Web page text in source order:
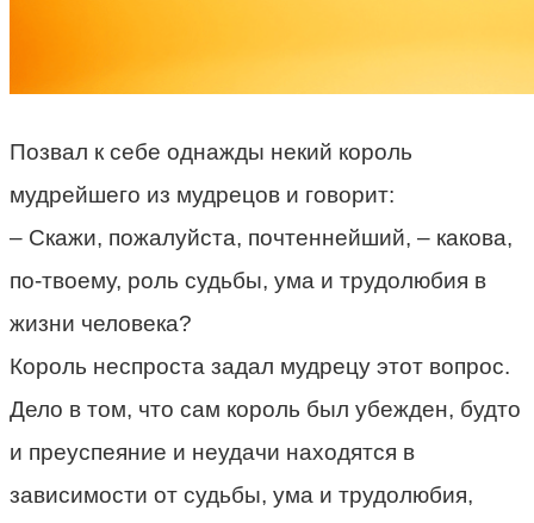
Позвал к себе однажды некий король
мудрейшего из мудрецов и говорит:
– Скажи, пожалуйста, почтеннейший, – какова,
по-твоему, роль судьбы, ума и трудолюбия в
жизни человека?
Король неспроста задал мудрецу этот вопрос.
Дело в том, что сам король был убежден, будто
и преуспеяние и неудачи находятся в
зависимости от судьбы, ума и трудолюбия,